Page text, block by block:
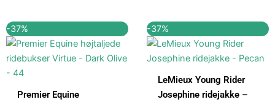
-37%
Premier Equine
oprindelige
pris
var:
aktuelle
pris
er:
-37%
LeMieux Young Rider
Josephine ridejakke –
oprindelige
pris
var:
aktuelle
pris
er: